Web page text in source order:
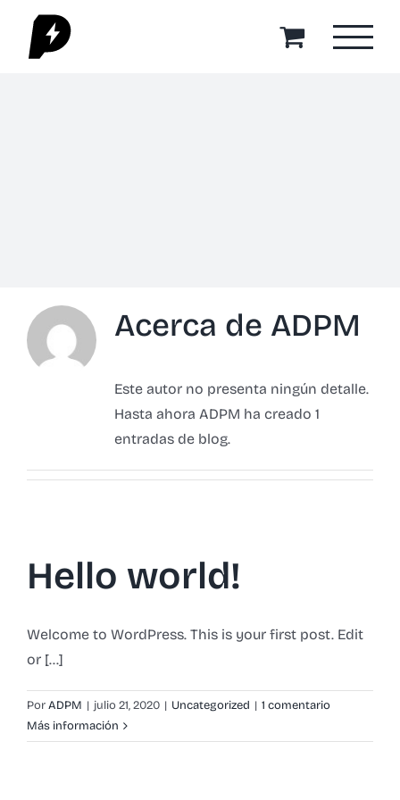
Saltar
contenido
Acerca de ADPM
Este autor no presenta ningún detalle.
Hasta ahora ADPM ha creado 1
entradas de blog.
Hello world!
Welcome to WordPress. This is your first post. Edit
or [...]
PorADPM | julio 21, 2020 | Uncategorized | 1 comentario
Más información